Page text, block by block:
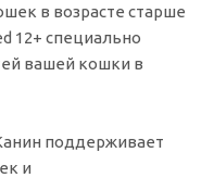
в возрасте старше
12+ специально
вашей кошки в
поддерживает
и